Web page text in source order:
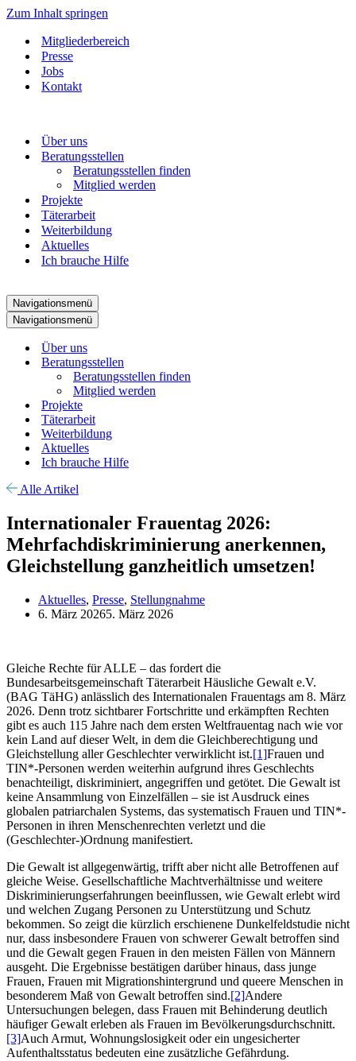
Zum Inhalt springen
Mitgliederbereich
Presse
Jobs
Kontakt
Über uns
Beratungsstellen
Beratungsstellen finden
Mitglied werden
Projekte
Täterarbeit
Weiterbildung
Aktuelles
Ich brauche Hilfe
Navigationsmenü
Navigationsmenü
Über uns
Beratungsstellen
Beratungsstellen finden
Mitglied werden
Projekte
Täterarbeit
Weiterbildung
Aktuelles
Ich brauche Hilfe
Alle Artikel
Internationaler Frauentag 2026:
Mehrfachdiskriminierung anerkennen,
Gleichstellung ganzheitlich umsetzen!
Aktuelles, Presse, Stellungnahme
6. März 20265. März 2026
Gleiche Rechte für ALLE – das fordert die
Bundesarbeitsgemeinschaft Täterarbeit Häusliche Gewalt e.V.
(BAG TäHG) anlässlich des Internationalen Frauentags am 8. März
2026. Denn trotz sichtbarer Fortschritte und erkämpften Rechten
gibt es auch 115 Jahre nach dem ersten Weltfrauentag nach wie vor
kein Land auf dieser Welt, in dem die Gleichberechtigung und
Gleichstellung aller Geschlechter verwirklicht ist.[1]Frauen und
TIN*-Personen werden weiterhin aufgrund ihres Geschlechts
benachteiligt, diskriminiert, angegriffen und getötet. Die Gewalt ist
keine Ansammlung von Einzelfällen – sie ist Ausdruck eines
globalen patriarchalen Systems, das systematisch Frauen und TIN*-
Personen in ihren Menschenrechten verletzt und die
(Geschlechter-)Ordnung manifestiert.
Die Gewalt ist allgegenwärtig, trifft aber nicht alle Betroffenen auf
gleiche Weise. Gesellschaftliche Machtverhältnisse und weitere
Diskriminierungserfahrungen beeinflussen, wie Gewalt erlebt wird
und welchen Zugang Personen zu Unterstützung und Schutz
bekommen. So zeigt die kürzlich erschienene Dunkelfeldstudie nicht
nur, dass insbesondere Frauen von schwerer Gewalt betroffen sind
und die Gewalt gegen Frauen in den meisten Fällen von Männern
ausgeht. Die Ergebnisse bestätigen darüber hinaus, dass junge
Frauen, Frauen mit Migrationshintergrund und queere Menschen in
besonderem Maß von Gewalt betroffen sind.[2]Andere
Untersuchungen belegen, dass Frauen mit Behinderung deutlich
häufiger Gewalt erleben als Frauen im Bevölkerungsdurchschnitt.
[3]Auch Armut, Wohnungslosigkeit oder ein ungesicherter
Aufenthaltsstatus bedeuten eine zusätzliche Gefährdung.